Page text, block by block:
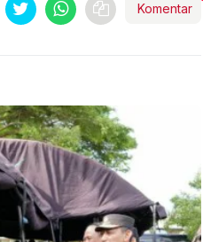
Komentar